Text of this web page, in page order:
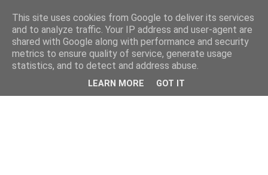
This site uses cookies from Google to deliver its services
and to analyze traffic. Your IP address and user-agent are
shared with Google along with performance and security
metrics to ensure quality of service, generate usage
statistics, and to detect and address abuse.
LEARN MORE GOT IT